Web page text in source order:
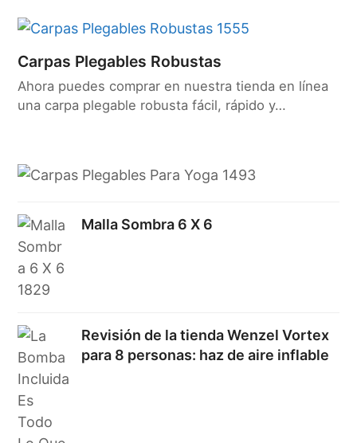
Carpas Plegables Robustas
Ahora puedes comprar en nuestra tienda en línea
una carpa plegable robusta fácil, rápido y…
Malla Sombra 6 X 6
Revisión de la tienda Wenzel Vortex
para 8 personas: haz de aire inflable